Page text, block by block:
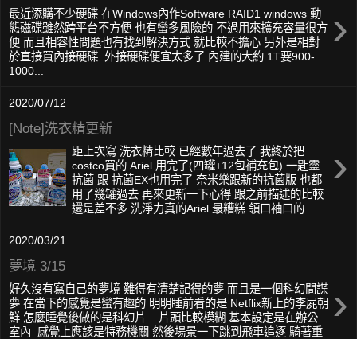
›
最近添購不少硬碟 在Windows內作Software RAID1 windows 動
態磁碟雖然跨平台不方便 也有蠻多風險的 不過用來擴充容量很方
便 而且相容性問題也有找到解決方式 就比較不擔心 另外是相對
於直接買內接硬碟 外接硬碟便宜太多了 內建的大約 1T要900-
1000...
2020/07/12
[Note]洗衣精更新
›
距上次寫 洗衣精比較 已經數年過去了 我終於把
costco買的 Ariel 用完了(四罐+12包補充包) 一匙靈
抗菌 跟 抗菌EX也用完了 奈米樂跟新的抗菌版 也都
用了幾罐過去 再來更新一下心得 跟之前描述的比較
還是差不多 洗淨力真的Ariel 最糟糕 領口袖口的...
2020/03/21
夢境 3/15
›
好久沒有寫自己的夢境 難得有清楚記得的夢 而且是一個科幻間諜
夢 在當下的感覺是蠻有趣的 明明睡前看的是 Netflix新上的李屍朝
鮮 怎麼睡覺後做的是科幻片... 片頭比較模糊 基本設定是在辦公
室內 感覺上應該是特務機關 然後場景一下跳到飛車追逐 騎著重